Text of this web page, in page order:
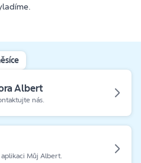
Albert
nás.
Můj Albert.